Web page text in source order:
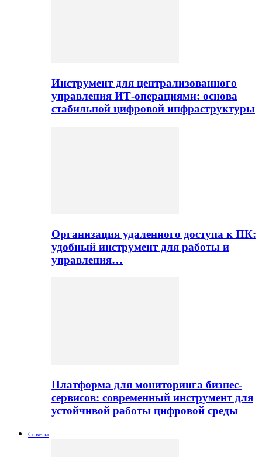
Инструмент для централизованного
управления ИТ-операциями: основа
стабильной цифровой инфраструктуры
Организация удаленного доступа к ПК:
удобный инструмент для работы и
управления…
Платформа для мониторинга бизнес-
сервисов: современный инструмент для
устойчивой работы цифровой среды
Советы